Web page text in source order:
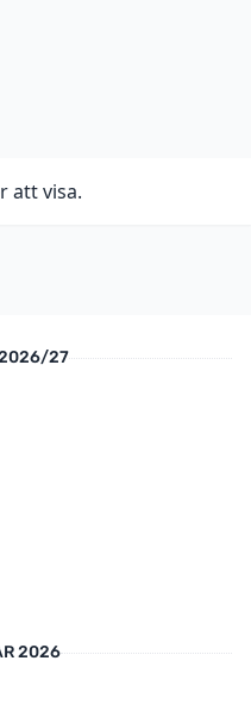
att visa.
2026/27
2026